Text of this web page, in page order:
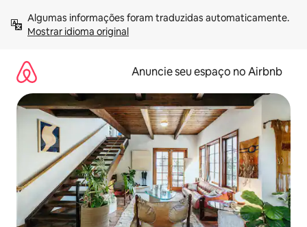
para
Mostrar idioma original
Anuncie seu espaço no Airbnb